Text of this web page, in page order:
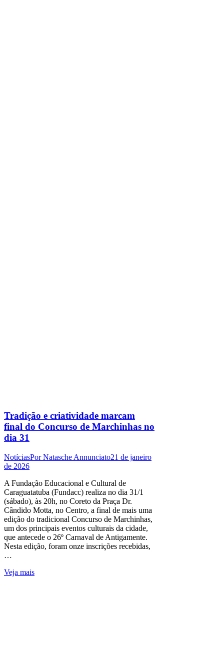
Tradição e criatividade marcam
final do Concurso de Marchinhas no
dia 31
NotíciasPorNatasche Annunciato21 de janeiro
de 2026
A Fundação Educacional e Cultural de
Caraguatatuba (Fundacc) realiza no dia 31/1
(sábado), às 20h, no Coreto da Praça Dr.
Cândido Motta, no Centro, a final de mais uma
edição do tradicional Concurso de Marchinhas,
um dos principais eventos culturais da cidade,
que antecede o 26º Carnaval de Antigamente.
Nesta edição, foram onze inscrições recebidas,
…
Veja mais